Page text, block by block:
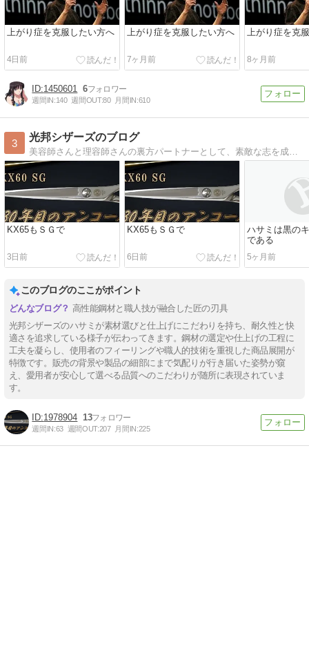
上がり症を克服したい方へ
4日前
上がり症を克服したい方へ
7ヶ月前
上がり症を克
8ヶ月前
1450601 6
週間IN:140 週間OUT:80 月間IN:610
3
光邦シザーズのブログ
美容師さんと理容師さんの裏方パートナーとして、素敵な志を成し遂げられ、 たくさんの感動をよびおこす、 そんなお手伝いをさせていただきたいと思っております。
KX65もＳＧで
3日前
KX65もＳＧで
6日前
ハサミは黒の
である
5ヶ月前
このブログのここがポイント
高性能鋼材と職人技が融合した匠の刃具
光邦シザーズのハサミが素材選びと仕上げにこだわりを持ち、耐久性と快
適さを追求している様子が伝わってきます。鋼材の選定や仕上げの工程に
工夫を凝らし、使用者のフィーリングや職人的技術を重視した商品展開が
特徴です。販売の背景や製品の細部にまで気配りが行き届いた姿勢が窺
え、愛用者が安心して選べる品質へのこだわりが随所に表現されていま
す。
1978904 13
週間IN:63 週間OUT:207 月間IN:225